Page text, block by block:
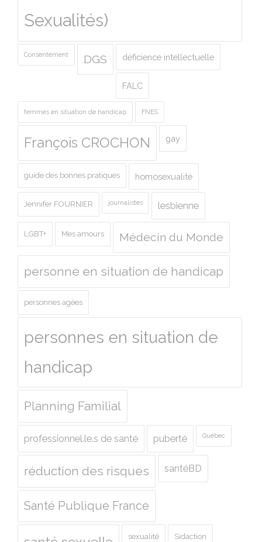
Sexualités)
Consentement DGS déficience intellectuelle
FALC
femmes en situation de handicap FNES
François CROCHON gay
guide des bonnes pratiques homosexualité
Jennifer FOURNIER journalistes lesbienne
LGBT+ Mes amours Médecin du Monde
personne en situation de handicap
personnes agées
personnes en situation de
handicap
Planning Familial
professionnel.le.s de santé puberté Quebec
réduction des risques santéBD
Santé Publique France
sexualité Sidaction